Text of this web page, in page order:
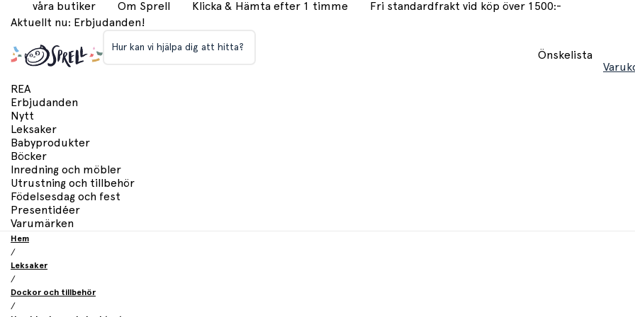
våra butiker Om Sprell Klicka & Hämta efter 1 timme
Fri standardfrakt vid köp över 1500:-
Aktuellt nu: Erbjudanden!
Hur kan vi hjälpa dig att hitta?
Önskelista
REA
Erbjudanden
Nytt
Leksaker
Babyprodukter
Böcker
Inredning och möbler
Utrustning och tillbehör
Födelsesdag och fest
Presentidéer
Varumärken
Hem
/
Leksaker
/
Dockor och tillbehör
/